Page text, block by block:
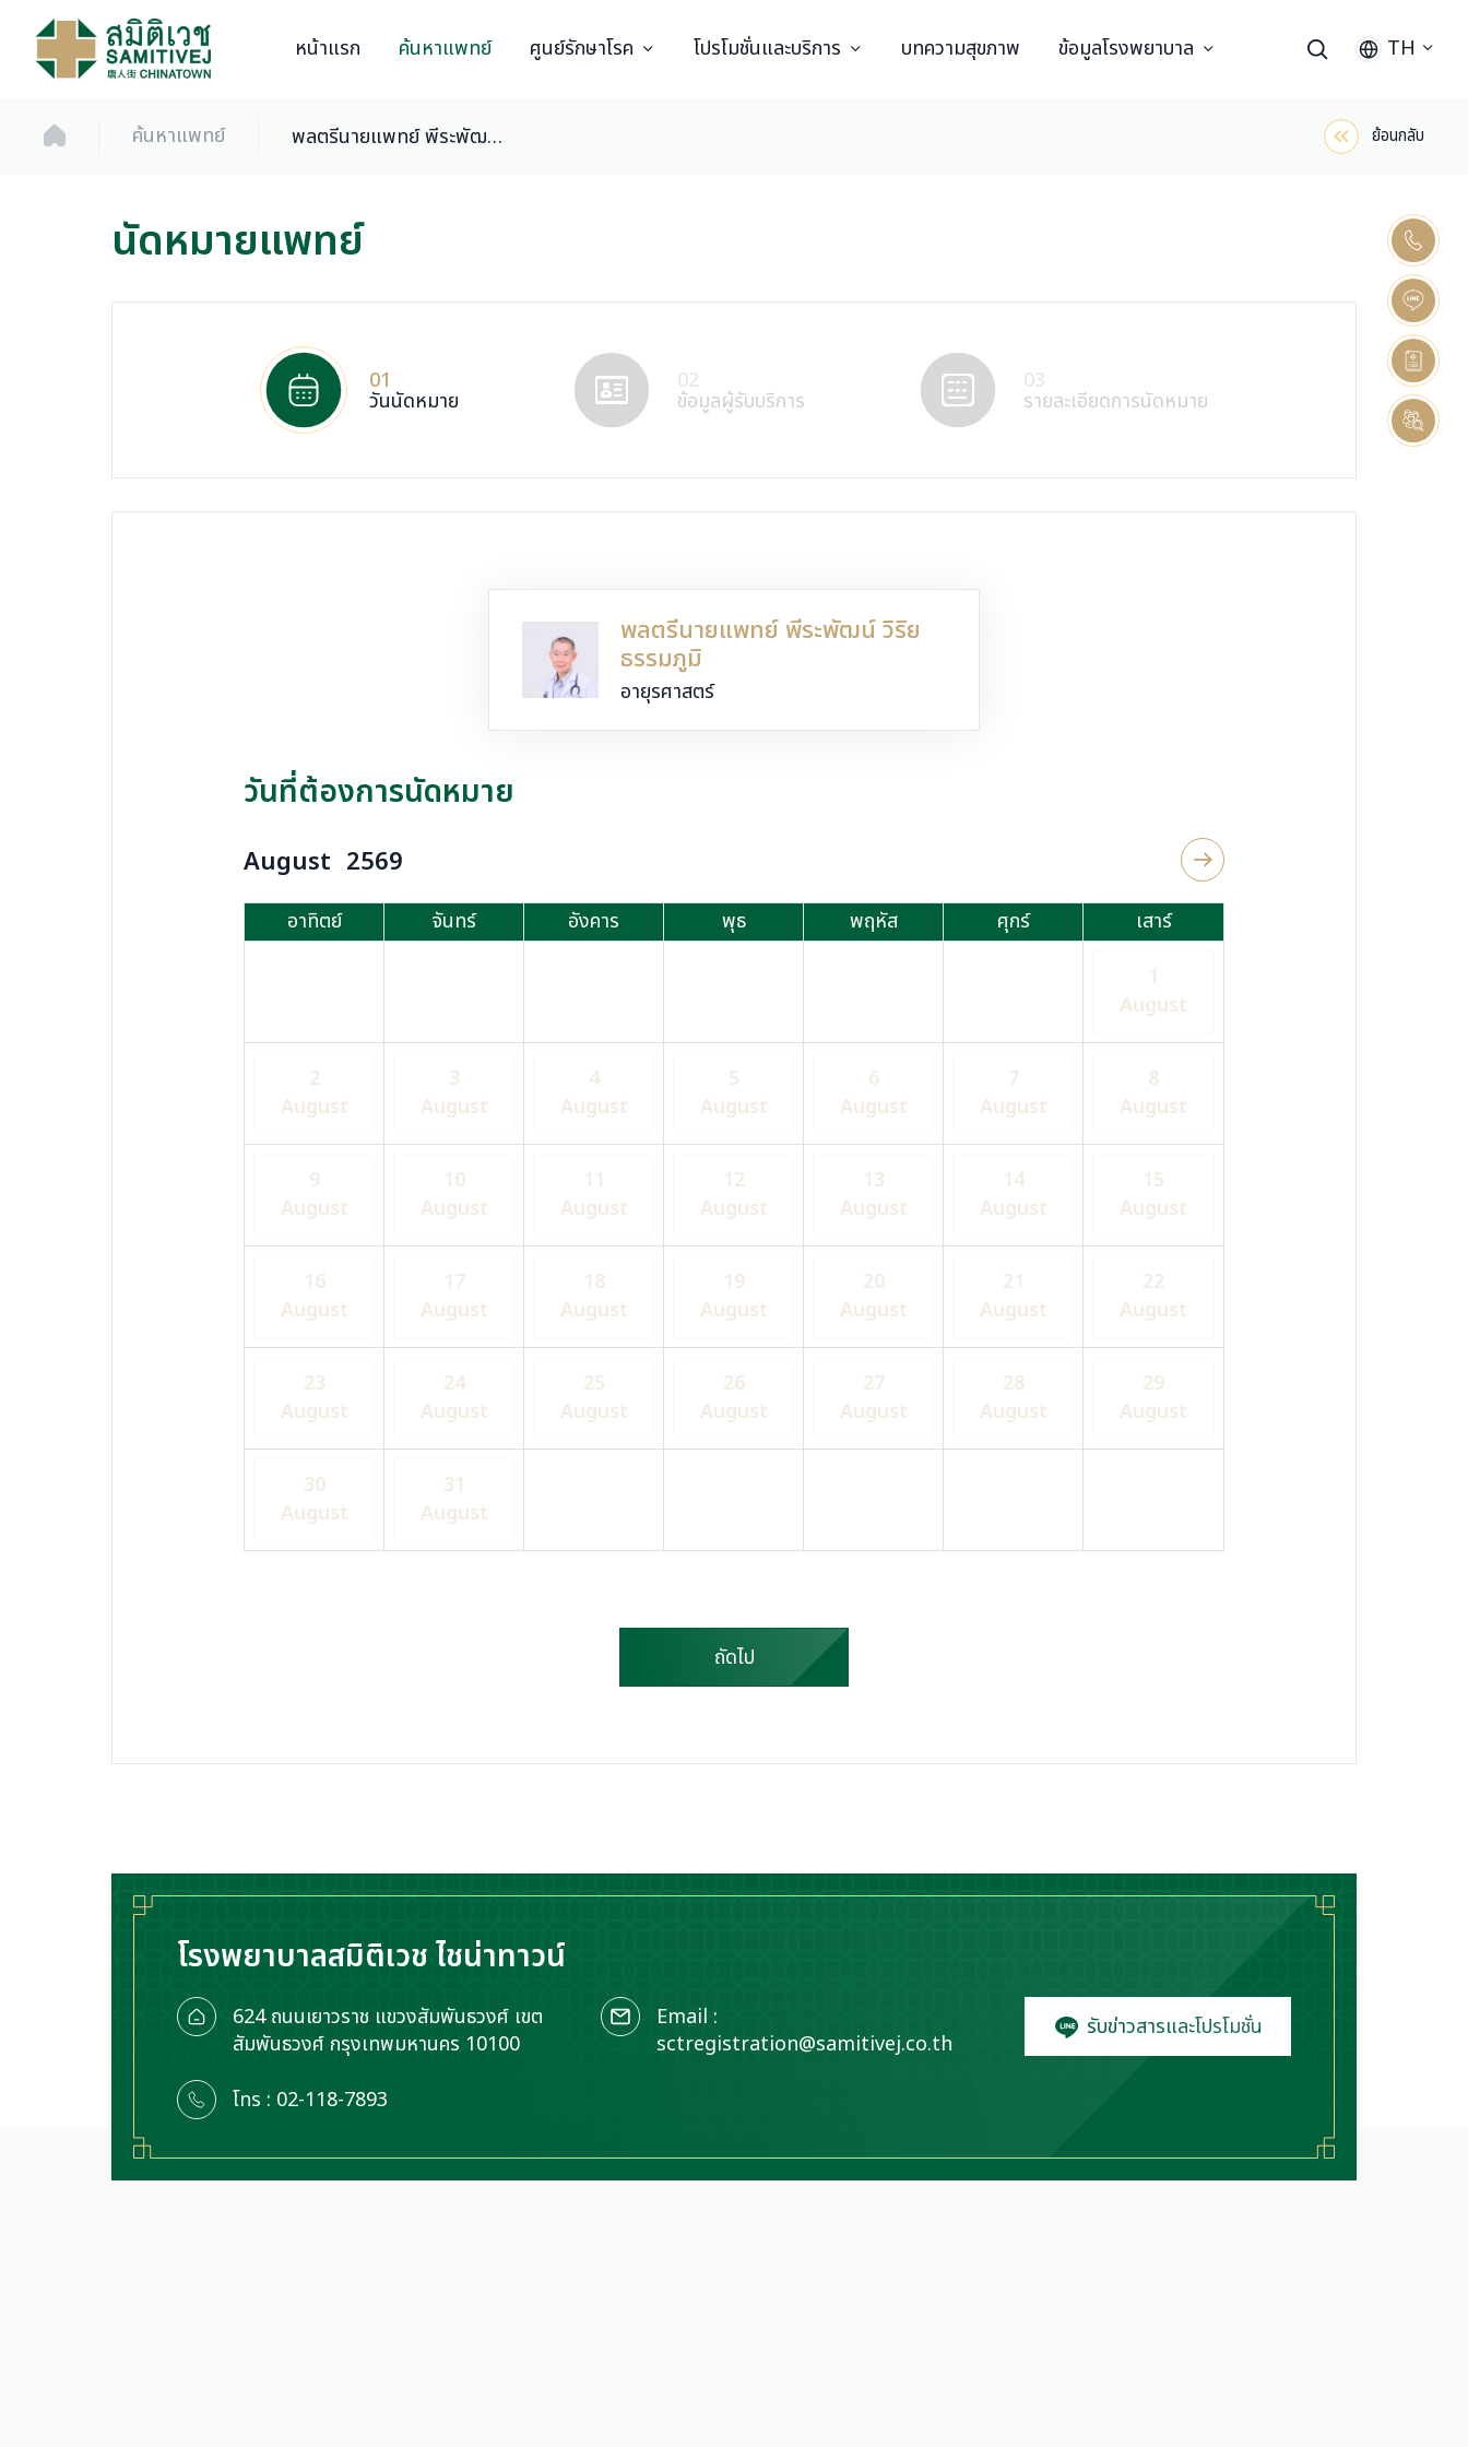
หน้าแรก ค้นหาแพทย์ ศูนย์รักษาโรค โปรโมชั่นและบริการ บทความสุขภาพ ข้อมูลโรงพยาบาล TH
ค้นหาแพทย์ พลตรีนายแพทย์ พีระพัฒน์ วิริยธรรมภูมิ ย้อนกลับ
นัดหมายแพทย์
01
วันนัดหมาย ข้อมูลผู้รับบริการ รายละเอียดการนัดหมาย
พลตรีนายแพทย์ พีระพัฒน์ วิริย
ธรรมภูมิ
อายุรศาสตร์
วันที่ต้องการนัดหมาย
August 2569
อาทิตย์ จันทร์ อังคาร พุธ พฤหัส ศุกร์
เสาร์
1
August
2
August
3
August
4
August
5
August
6
August
7
August
8
August
9
August
10
August
11
August
12
August
13
August
14
August
15
August
16
August
17
August
18
August
19
August
20
August
21
August
22
August
23
August
24
August
25
August
26
August
27
August
28
August
29
August
30
August
31
August
ถัดไป
โรงพยาบาลสมิติเวช ไชน่าทาวน์
624 ถนนเยาวราช แขวงสัมพันธวงศ์ เขต
สัมพันธวงศ์ กรุงเทพมหานคร 10100
Email :
sctregistration@samitivej.co.th
โทร : 02-118-7893
รับข่าวสารและโปรโมชั่น